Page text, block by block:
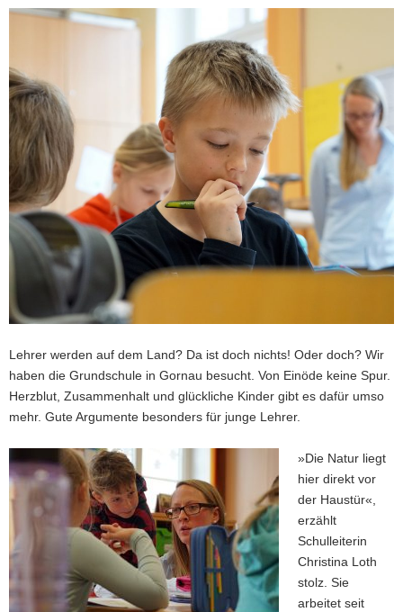
i
n
d
e
N
a
i
g
a
n
Lehrer werden auf dem Land? Da ist doch nichts! Oder doch? Wir
haben die Grundschule in Gornau besucht. Von Einöde keine Spur.
Herzblut, Zusammenhalt und glückliche Kinder gibt es dafür umso
mehr. Gute Argumente besonders für junge Lehrer.
»Die Natur liegt
hier direkt vor
der Haustür«,
erzählt
Schulleiterin
Christina Loth
stolz. Sie
arbeitet seit